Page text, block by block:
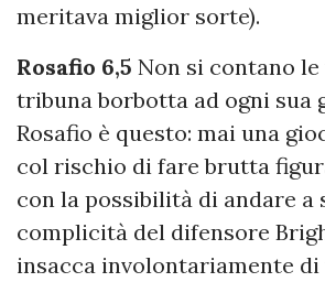
meritava miglior sorte).
Rosafio 6,5 Non si contano
tribuna borbotta ad ogni sua
Rosafio è questo: mai una
col rischio di fare brutta
con la possibilità di andare a
complicità del difensore
insacca involontariamente di